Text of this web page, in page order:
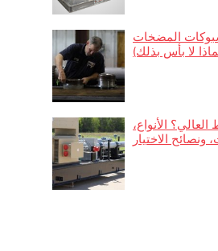
المضخات
لا بأس بذلك)
الأنواع،
ونصائح الاختيار